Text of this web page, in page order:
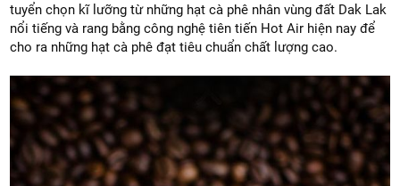
tuyển chọn kĩ lưỡng từ những hạt cà phê nhân vùng đất Dak Lak
nổi tiếng và rang bằng công nghệ tiên tiến Hot Air hiện nay để
cho ra những hạt cà phê đạt tiêu chuẩn chất lượng cao.